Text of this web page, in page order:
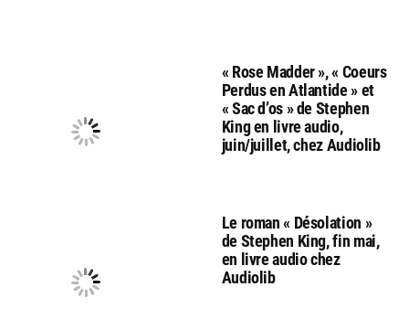
« Rose Madder », « Coeurs
Perdus en Atlantide » et
« Sac d’os » de Stephen
King en livre audio,
juin/juillet, chez Audiolib
Le roman « Désolation »
de Stephen King, fin mai,
en livre audio chez
Audiolib